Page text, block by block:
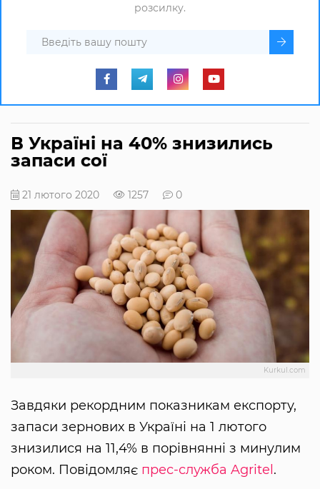
розсилку.
В Україні на 40% знизились
запаси сої
21 лютого 2020 1257 0
Kurkul.com
Завдяки рекордним показникам експорту,
запаси зернових в Україні на 1 лютого
знизилися на 11,4% в порівнянні з минулим
роком. Повідомляє прес-служба Agritel.